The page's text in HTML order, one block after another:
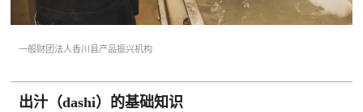
一般财团法人香川县产品振兴机构
出汁（dashi）的基础知识